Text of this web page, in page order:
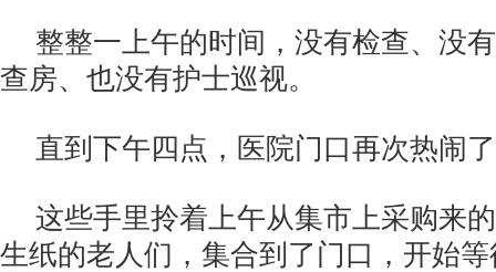
整整一上午的时间，没有检查、没
查房、也没有护士巡视。
直到下午四点，医院门口再次热闹
这些手里拎着上午从集市上采购来
生纸的老人们，集合到了门口，开始